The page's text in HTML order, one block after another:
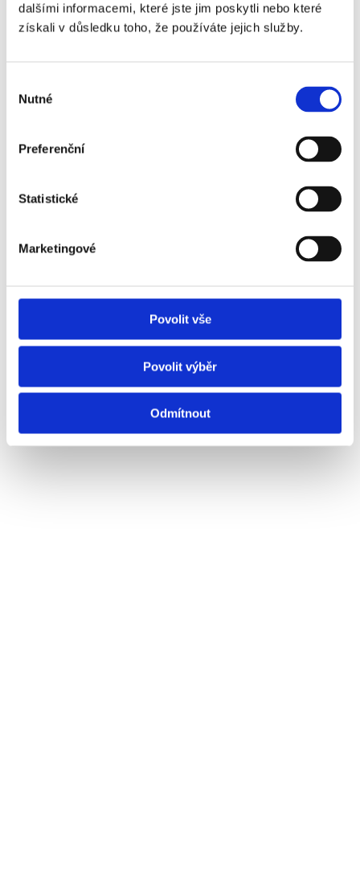
dalšími informacemi, které jste jim poskytli nebo které
získali v důsledku toho, že používáte jejich služby.
souhlasu
Nutné
Preferenční
Statistické
Marketingové
Povolit vše
Povolit výběr
Odmítnout